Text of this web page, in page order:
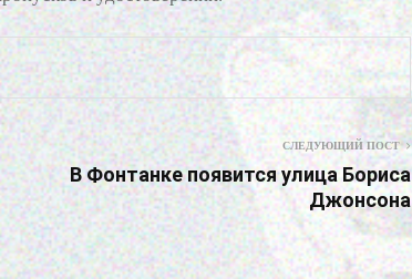
СЛЕДУЮЩИЙ ПОСТ
В Фонтанке появится улица Бориса
Джонсона